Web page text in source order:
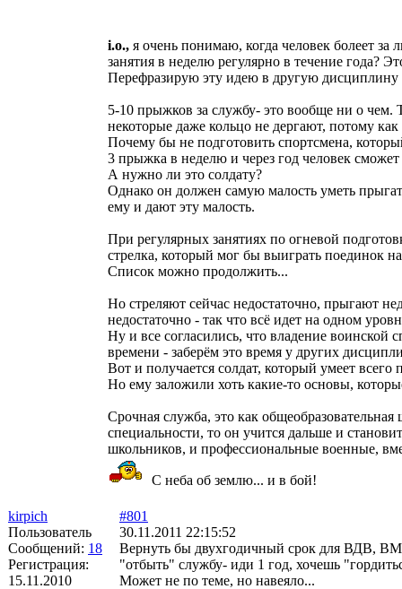
i.o., я очень понимаю, когда человек болеет за
занятия в неделю регулярно в течение года?
Перефразирую эту идею в другую
5-10 прыжков за службу- это вообще ни о
некоторые даже кольцо не дергают, потому
Почему бы не подготовить спортсмена,
3 прыжка в неделю и через год человек
А нужно ли это солдату?
Однако он должен самую малость уметь
ему и дают эту малость.
При регулярных занятиях по огневой
стрелка, который мог бы выиграть поединок
Список можно продолжить...
Но стреляют сейчас недостаточно, прыгают
недостаточно - так что всё идет на одном
Ну и все согласились, что владение воинской
времени - заберём это время у других
Вот и получается солдат, который умеет
Но ему заложили хоть какие-то основы,
Срочная служба, это как
специальности, то он учится дальше и
школьников, и профессиональные военные,
С неба об землю... и в бой!
kirpich
Пользователь
Сообщений: 18
Регистрация:
15.11.2010
#801
30.11.2011 22:15:52
Вернуть бы двухгодичный срок для ВДВ,
"отбыть" службу- иди 1 год, хочешь
Может не по теме, но навеяло...